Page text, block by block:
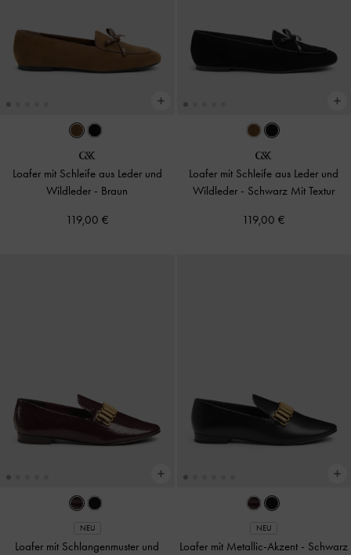
Loafer mit Schleife aus Leder und
Wildleder - Braun
119,00 €
Loafer mit Schleife aus Leder und
Wildleder - Schwarz Mit Textur
119,00 €
NEU
Loafer mit Schlangenmuster und
NEU
Loafer mit Metallic-Akzent - Schwarz